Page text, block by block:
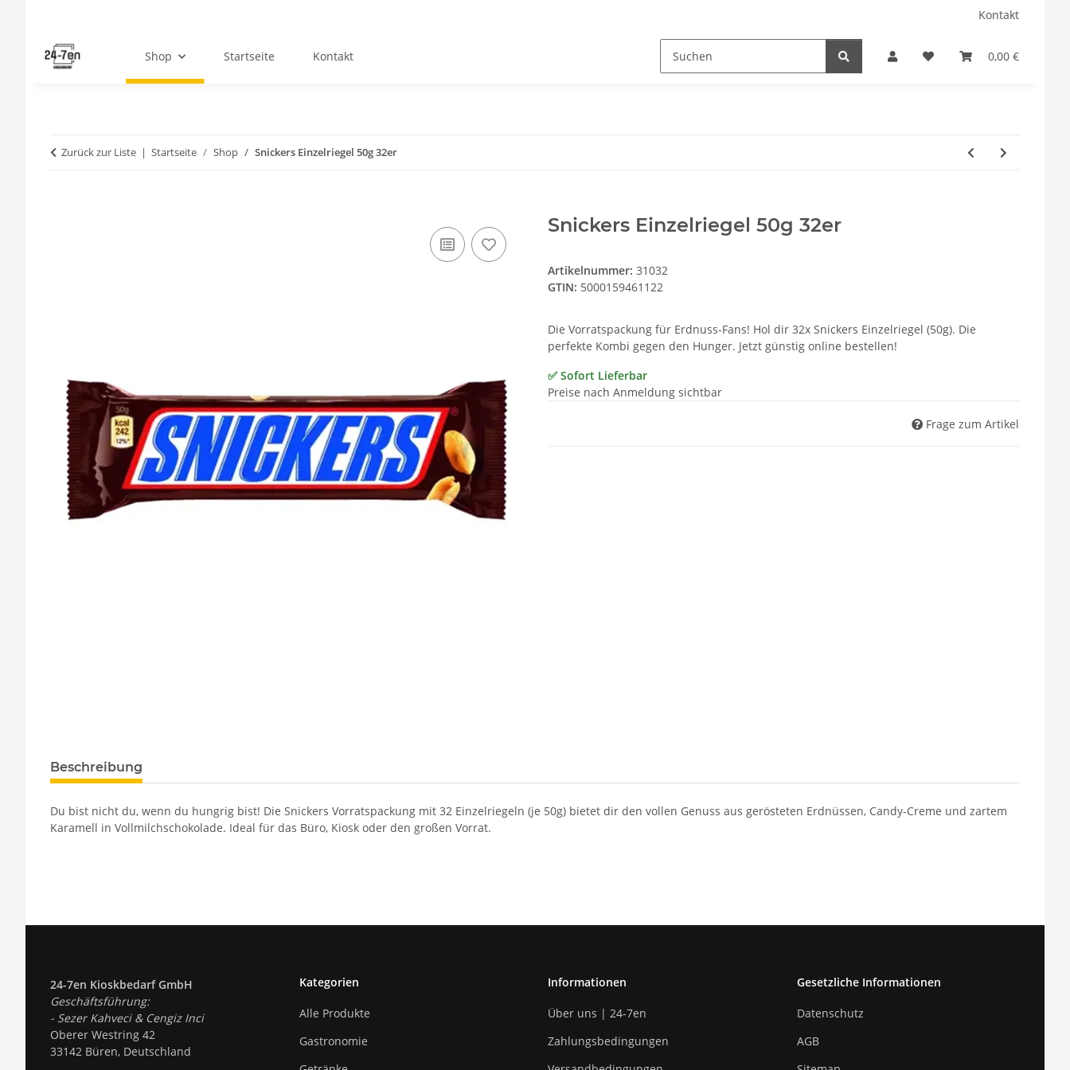
Kontakt
0,00 €
Shop Startseite Kontakt
Zurück zur Liste Startseite Shop Snickers Einzelriegel 50g 32er
Snickers Einzelriegel 50g 32er
Artikelnummer: 31032
GTIN: 5000159461122
Die Vorratspackung für Erdnuss-Fans! Hol dir 32x Snickers Einzelriegel (50g). Die
perfekte Kombi gegen den Hunger. Jetzt günstig online bestellen!
✅ Sofort Lieferbar
Preise nach Anmeldung sichtbar
Frage zum Artikel
Beschreibung
Du bist nicht du, wenn du hungrig bist! Die Snickers Vorratspackung mit 32 Einzelriegeln (je 50g) bietet dir den vollen Genuss aus gerösteten Erdnüssen, Candy-Creme und zartem
Karamell in Vollmilchschokolade. Ideal für das Büro, Kiosk oder den großen Vorrat.
24-7en Kioskbedarf GmbH
Geschäftsführung:
- Sezer Kahveci & Cengiz Inci
Oberer Westring 42
33142 Büren, Deutschland
Kategorien
Alle Produkte
Gastronomie
Informationen
Über uns | 24-7en
Zahlungsbedingungen
Gesetzliche Informationen
Datenschutz
AGB